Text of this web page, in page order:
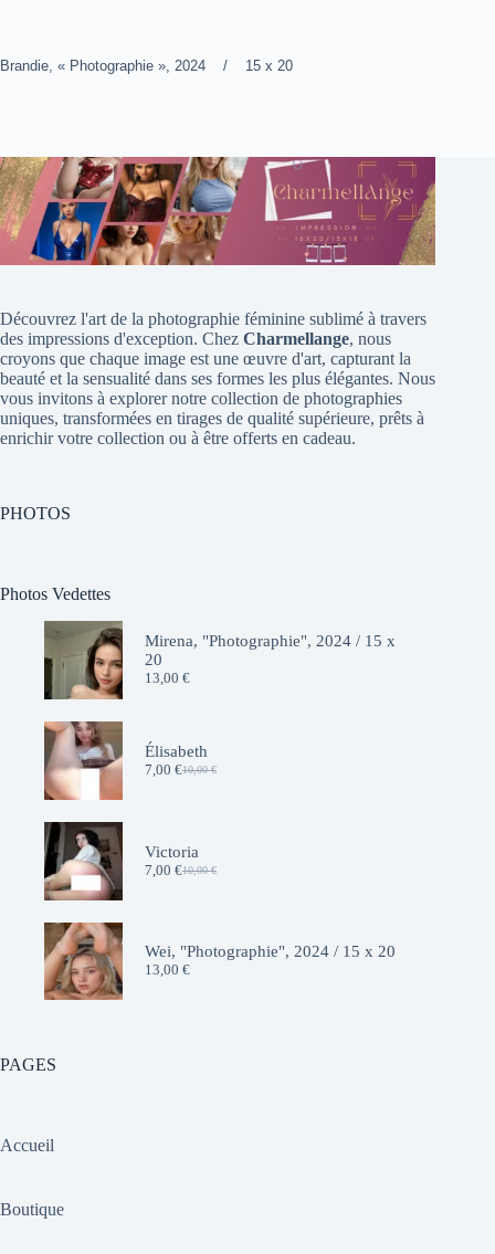
Brandie, « Photographie », 2024 / 15 x 20
Découvrez l'art de la photographie féminine sublimé à travers
des impressions d'exception. Chez Charmellange, nous
croyons que chaque image est une œuvre d'art, capturant la
beauté et la sensualité dans ses formes les plus élégantes. Nous
vous invitons à explorer notre collection de photographies
uniques, transformées en tirages de qualité supérieure, prêts à
enrichir votre collection ou à être offerts en cadeau.
PHOTOS
Photos Vedettes
Mirena, "Photographie", 2024 / 15 x
20
13,00 €
Élisabeth
10,00€
Le
10,00 €.
7,00 €Le
7,00 €.
Victoria
10,00€
Le
10,00 €.
7,00 €Le
7,00 €.
Wei, "Photographie", 2024 / 15 x 20
13,00 €
PAGES
Accueil
Boutique